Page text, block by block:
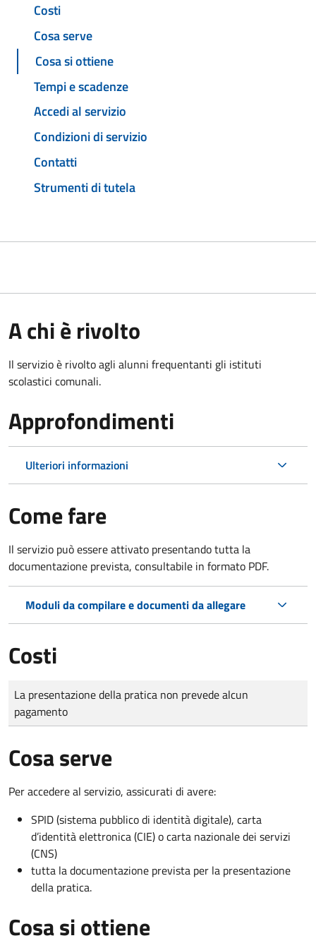
Costi
Cosa serve
Cosa si ottiene
Tempi e scadenze
Accedi al servizio
Condizioni di servizio
Contatti
Strumenti di tutela
A chi è rivolto
Il servizio è rivolto agli alunni frequentanti gli istituti
scolastici comunali.
Approfondimenti
Ulteriori informazioni
Come fare
Il servizio può essere attivato presentando tutta la
documentazione prevista, consultabile in formato PDF.
Moduli da compilare e documenti da allegare
Costi
Tipo di pagamento
Importo
La presentazione della pratica non prevede alcun
pagamento
Cosa serve
Per accedere al servizio, assicurati di avere:
SPID (sistema pubblico di identità digitale), carta
d’identità elettronica (CIE) o carta nazionale dei servizi
(CNS)
tutta la documentazione prevista per la presentazione
della pratica.
Cosa si ottiene